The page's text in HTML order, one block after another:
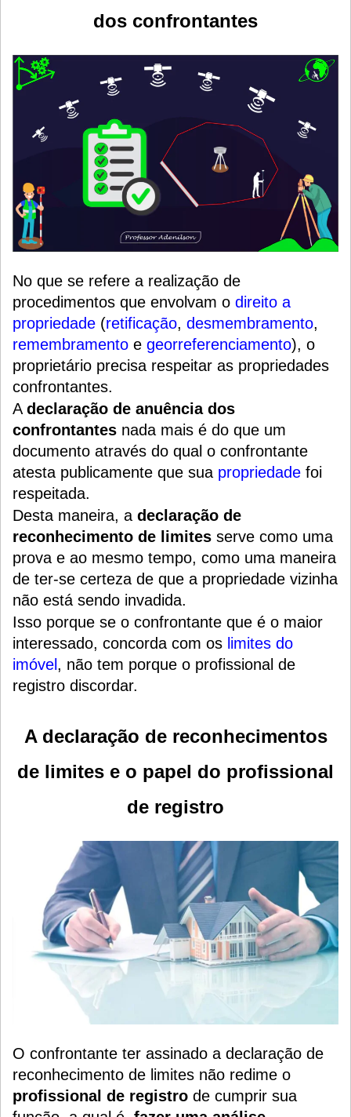
dos confrontantes
No que se refere a realização de
procedimentos que envolvam o direito a
propriedade (retificação, desmembramento,
remembramento e georreferenciamento), o
proprietário precisa respeitar as propriedades
confrontantes.
A declaração de anuência dos
confrontantes nada mais é do que um
documento através do qual o confrontante
atesta publicamente que sua propriedade foi
respeitada.
Desta maneira, a declaração de
reconhecimento de limites serve como uma
prova e ao mesmo tempo, como uma maneira
de ter-se certeza de que a propriedade vizinha
não está sendo invadida.
Isso porque se o confrontante que é o maior
interessado, concorda com os limites do
imóvel , não tem porque o profissional de
registro discordar.
A declaração de reconhecimentos
de limites e o papel do profissional
de registro
O confrontante ter assinado a declaração de
reconhecimento de limites não redime o
profissional de registro de cumprir sua